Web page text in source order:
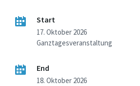
Start
17. Oktober 2026
Ganztagesveranstaltung
End
18. Oktober 2026